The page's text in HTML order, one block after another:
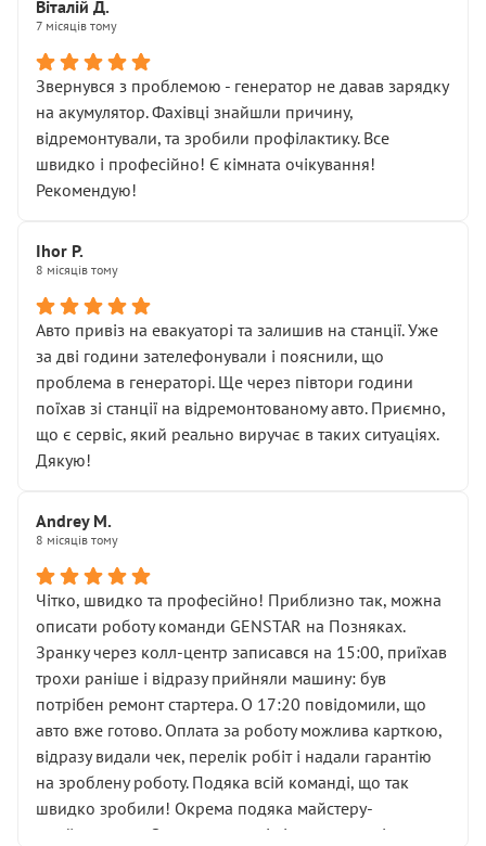
НЕ погоджував
послуга. Тим більше, я був поруч і жодної реальної
діагностики ходової не проводилось. Після
зауваження гроші за цю “послугу” повернули, що
лише підтвердило мою правоту.
Але головне — я виїжджаю з боксу, і скрип у гальмах
залишився таким самим, як і був. Тобто оплачена
Далі ситуація тільки погіршилась:
• сказали, що тепер “потрібно знімати колеса”
• що біля авто стояти вже не можна
• почали озвучувати купу додаткових робіт без
чіткого пояснення
( ну все зняли та доробили) дякую!
Окремий момент, який виглядає абсурдно:
мені заявили, що бачок гальмівної рідини потрібно
міняти разом із головним гальмівним циліндром у
Для людини, яка хоча б трохи розуміється на техніці,
це звучить як мінімум непрофесійно, а як максимум —
спроба продати дорогий вузол замість елементарних
ущільнювачів.
Що прикро — це не перший мій візит. Раніше міняв у
вас стартер, і тоді сервіс наче справив хороше
враження. Але згодом знайшов декілька гайок під
лобовим склом. Мені пояснили, що це “старі гайки, які
відкручували”, і попросили не хвилюватися. ( надіюсь
новий власник, не застяг в полі))
Але після нинішнього візиту такі дрібниці вже не
здаються дрібницями.
Я — клієнт, який працює на довірі, і саме її цей сервіс
Віталій Д.
7 місяців тому
Звернувся з проблемою - генератор не давав зарядку
на акумулятор. Фахівці знайшли причину,
відремонтували, та зробили профілактику. Все
швидко і професійно! Є кімната очікування!
Рекомендую!
Ihor P.
8 місяців тому
Авто привіз на евакуаторі та залишив на станції. Уже
за дві години зателефонували і пояснили, що
проблема в генераторі. Ще через півтори години
поїхав зі станції на відремонтованому авто. Приємно,
що є сервіс, який реально виручає в таких ситуаціях.
Дякую!
Andrey M.
8 місяців тому
Чітко, швидко та професійно! Приблизно так, можна
описати роботу команди GENSTAR на Позняках.
Зранку через колл-центр записався на 15:00, приїхав
трохи раніше і відразу прийняли машину: був
потрібен ремонт стартера. О 17:20 повідомили, що
авто вже готово. Оплата за роботу можлива карткою,
відразу видали чек, перелік робіт і надали гарантію
на зроблену роботу. Подяка всій команді, що так
швидко зробили! Окрема подяка майстеру-
приймальнику Олександру: всі чітко та по суті.